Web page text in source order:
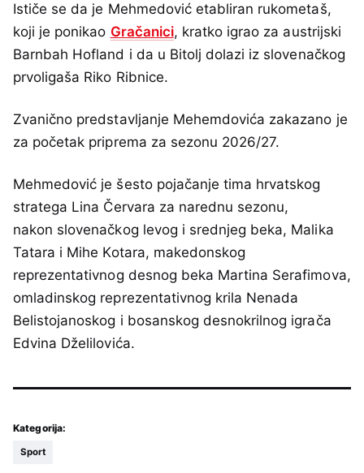
Ističe se da je Mehmedović etabliran rukometaš,
koji je ponikao Gračanici, kratko igrao za austrijski
Barnbah Hofland i da u Bitolj dolazi iz slovenačkog
prvoligaša Riko Ribnice.
Zvanično predstavljanje Mehemdovića zakazano je
za početak priprema za sezonu 2026/27.
Mehmedović je šesto pojačanje tima hrvatskog
stratega Lina Červara za narednu sezonu,
nakon slovenačkog levog i srednjeg beka, Malika
Tatara i Mihe Kotara, makedonskog
reprezentativnog desnog beka Martina Serafimova,
omladinskog reprezentativnog krila Nenada
Belistojanoskog i bosanskog desnokrilnog igrača
Edvina Dželilovića.
Kategorija:
Sport